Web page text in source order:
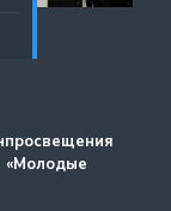
«Молодые